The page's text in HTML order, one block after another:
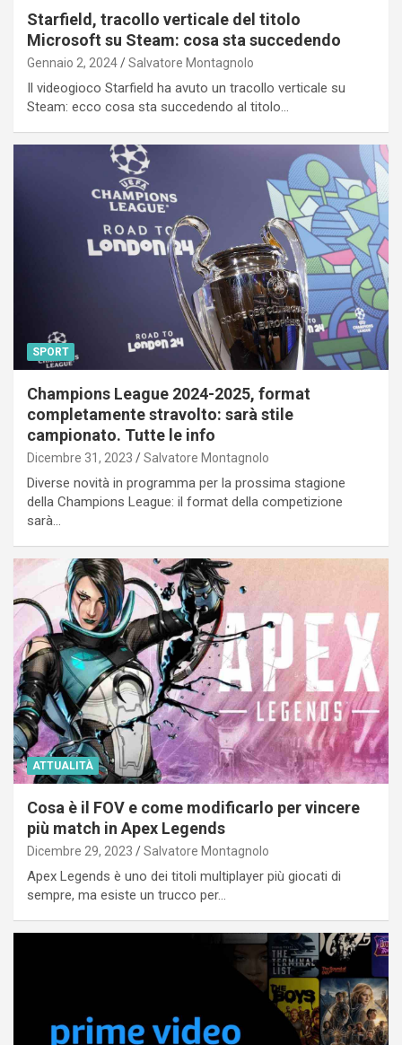
Starfield, tracollo verticale del titolo
Microsoft su Steam: cosa sta succedendo
Gennaio 2, 2024 Salvatore Montagnolo
Il videogioco Starfield ha avuto un tracollo verticale su
Steam: ecco cosa sta succedendo al titolo…
SPORT
Champions League 2024-2025, format
completamente stravolto: sarà stile
campionato. Tutte le info
Dicembre 31, 2023 Salvatore Montagnolo
Diverse novità in programma per la prossima stagione
della Champions League: il format della competizione
sarà…
ATTUALITÀ
Cosa è il FOV e come modificarlo per vincere
più match in Apex Legends
Dicembre 29, 2023 Salvatore Montagnolo
Apex Legends è uno dei titoli multiplayer più giocati di
sempre, ma esiste un trucco per…